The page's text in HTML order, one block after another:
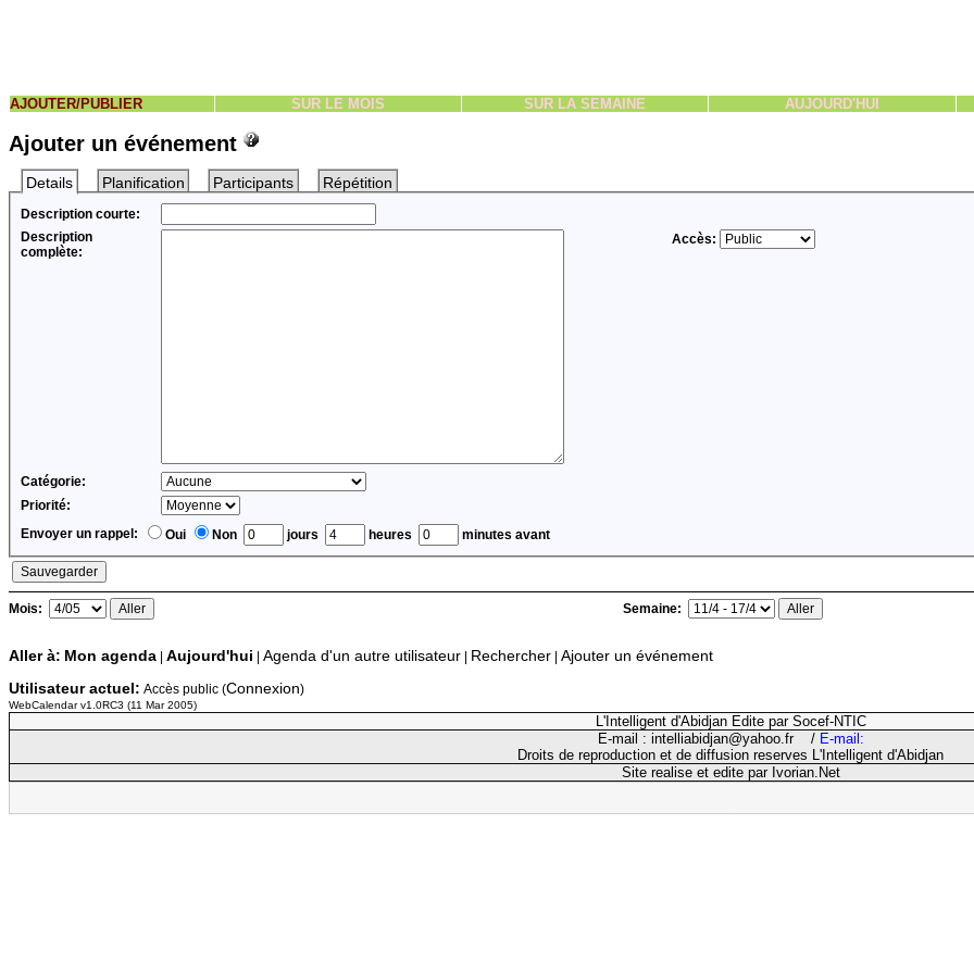
AJOUTER/PUBLIER SUR LE MOIS SUR LA SEMAINE AUJOURD'HUI
Ajouter un événement
Details Planification Participants Répétition
Description courte:
Description
complète:
Accès:
Catégorie:
Priorité:
Envoyer un rappel:
Oui Non jours heures minutes avant
Mois: Semaine:
Aller à: Mon agenda Aujourd'hui Agenda d'un autre utilisateur Rechercher Ajouter un événement
Utilisateur actuel: Accès public (Connexion)
WebCalendar v1.0RC3 (11 Mar 2005)
L'Intelligent d'Abidjan Edite par Socef-NTIC
E-mail : intelliabidjan@yahoo.fr / E-mail:
Droits de reproduction et de diffusion reserves L'Intelligent d'Abidjan
Site realise et edite par Ivorian.Net